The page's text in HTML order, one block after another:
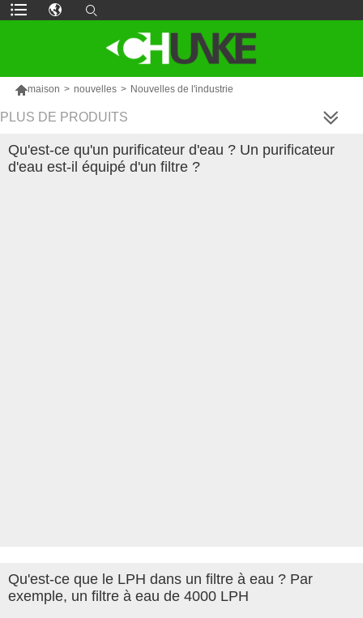
maison > nouvelles > Nouvelles de l'industrie
PLUS DE PRODUITS
Qu'est-ce qu'un purificateur d'eau ? Un purificateur
d'eau est-il équipé d'un filtre ?
Qu'est-ce que le LPH dans un filtre à eau ? Par
exemple, un filtre à eau de 4000 LPH